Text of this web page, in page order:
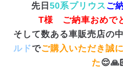
先日 50系プリウス ご
T様
ご納車おめで
そして数ある車販売店の
ルドでご購入いただき誠
た